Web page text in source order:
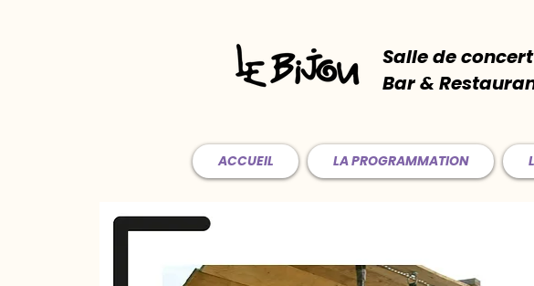
Salle de concert
Bar &
ACCUEIL LA PROGRAMMATION